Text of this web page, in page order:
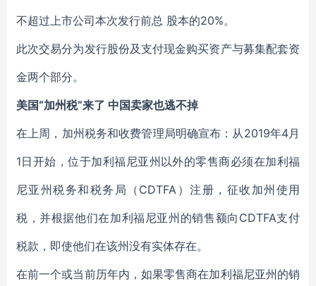
不超过上市公司本次发行前总 股本的20%。
此次交易分为发行股份及支付现金购买资产与募集配套资
金两个部分。
美国“加州税”来了 中国卖家也逃不掉
在上周，加州税务和收费管理局明确宣布：从2019年4月
1日开始，位于加利福尼亚州以外的零售商必须在加利福
尼亚州税务和税务局（CDTFA）注册，征收加州使用
税，并根据他们在加利福尼亚州的销售额向CDTFA支付
税款，即使他们在该州没有实体存在。
在前一个或当前历年内，如果零售商在加利福尼亚州的销